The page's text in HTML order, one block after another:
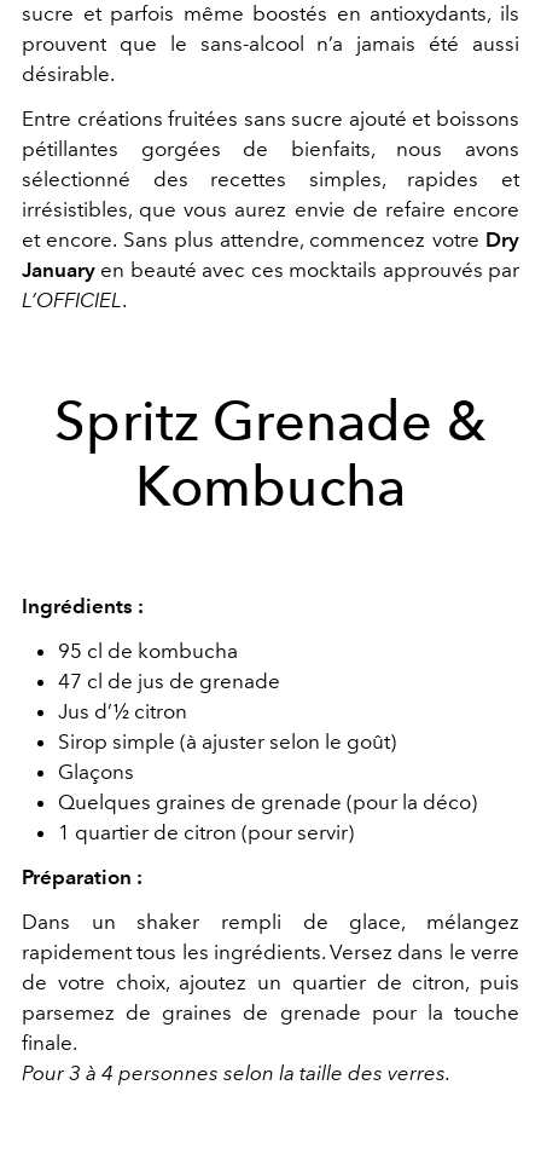
sucre et parfois même boostés en antioxydants, ils
prouvent que le sans-alcool n’a jamais été aussi
désirable.
Entre créations fruitées sans sucre ajouté et boissons
pétillantes gorgées de bienfaits, nous avons
sélectionné des recettes simples, rapides et
irrésistibles, que vous aurez envie de refaire encore
et encore. Sans plus attendre, commencez votre Dry
January en beauté avec ces mocktails approuvés par
L’OFFICIEL.
Spritz Grenade &
Kombucha
Ingrédients :
95 cl de kombucha
47 cl de jus de grenade
Jus d’½ citron
Sirop simple (à ajuster selon le goût)
Glaçons
Quelques graines de grenade (pour la déco)
1 quartier de citron (pour servir)
Préparation :
Dans un shaker rempli de glace, mélangez
rapidement tous les ingrédients. Versez dans le verre
de votre choix, ajoutez un quartier de citron, puis
parsemez de graines de grenade pour la touche
finale.
Pour 3 à 4 personnes selon la taille des verres.